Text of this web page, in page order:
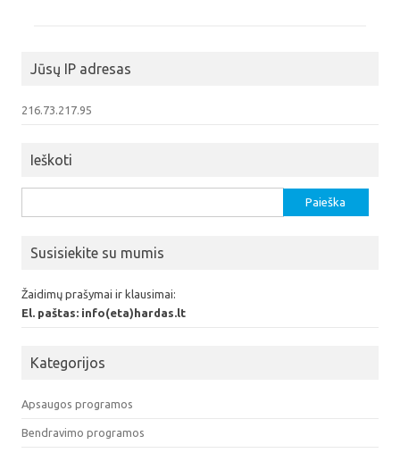
Jūsų IP adresas
216.73.217.95
Ieškoti
Susisiekite su mumis
Žaidimų prašymai ir klausimai:
El. paštas: info(eta)hardas.lt
Kategorijos
Apsaugos programos
Bendravimo programos